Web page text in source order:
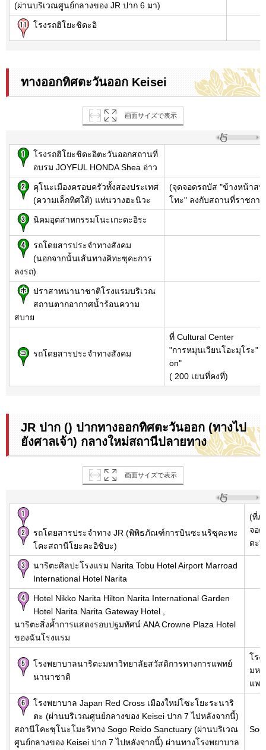
(ผ่านบริเวณศูนย์กลางของ JR ปาก 6 มา)
โรงรถฮิโยะชิดะอิ
ทางออกทิศตะวันออก Keisei
画面サイズで表示
โรงรถฮิโยะชิดะอิตะวันออกสถานที่
อบรม JOYFUL HONDA Shea อ่าว
คุโนะเมืองครอบครัวทั้งสองประเทศ
(ความเล็กทิศใต้) แท่นวางฮะนิวะ
(จุดจอดรถบัส "ข้างหน้าส
โทะ" ลงกับสถานที่ราชกา
นิคมอุตสาหกรรมโนะเกะดะอิระ
รถโดยสารประจำทางสังคม
(นอกจากนั้นเส้นทางคิทะซุคะการ
ลงรถ)
ปราสาทนานาชาติโรงแรมบริเวณ
สถานตากอากาศน้ำร้อนความ
สบาย
รถโดยสารประจำทางสังคม
ที่ Cultural Center
"การหมุนเวียนโอะมุโระ" "
on"
( 200 เยนที่คงที่)
JR ปาก () ปากทางออกทิศตะวันออก (ทางไป
ยังศาลเจ้า) กลางใหม่สถานีปลายทาง
画面サイズで表示
รถโดยสารประจำทาง JR (พิพิธภัณฑ์การบินซะนริซุคะทะ
โคะสถานีโยะคะอิชิบะ)
(ที่ภู
จอด
ตะ"
นาริตะศิลปะโรงแรม Narita Tobu Hotel Airport Marroad
International Hotel Narita
Hotel Nikko Narita Hilton Narita International Garden
Hotel Narita Narita Gateway Hotel ,
นาริตะสิ่งค้ำการแสดงรอบปฐมทัศน์ ANA Crowne Plaza Hotel
ของฉันโรงแรม
โรงพยาบาลนาริตะมหาวิทยาลัยสวัสดิการทางการแพทย์
นานาชาติ
โรง
มหา
แพ
โรงพยาบาล Japan Red Cross เมืองใหม่โซะโยะระนาริ
ตะ (ผ่านบริเวณศูนย์กลางของ Keisei ปาก 7 ไปหลังจากนี้)
สถานีโคะซุโนะโมะริทาง Sogo Reido Sanctuary (ผ่านบริเวณ
ศูนย์กลางของ Keisei ปาก 7 ไปหลังจากนี้) ผ่านทางโรงพยาบาล